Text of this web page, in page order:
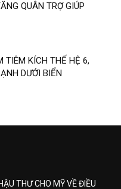
QUÂN TRỢ GIÚP
TIÊM KÍCH THẾ HỆ 6,
DƯỚI BIỂN
THƯ CHO MỸ VỀ ĐIỀU